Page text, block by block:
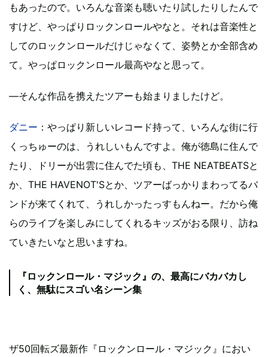
もあったので。いろんな音楽も聴いたり試したりしたんで
すけど、やっぱりロックンロールやなと。それは音楽性と
してのロックンロールだけじゃなくて、姿勢とか全部含め
て。やっぱロックンロール最高やなと思って。
―そんな作品を携えたツアーも始まりましたけど。
ダニー ：やっぱり新しいレコード持って、いろんな街に行
くっちゅーのは、うれしいもんですよ。俺が徳島に住んで
たり、ドリーが出雲に住んでた頃も、THE NEATBEATSと
か、THE HAVENOT'Sとか、ツアーばっかりまわってるバ
ンドが来てくれて、うれしかったっすもんねー。だから俺
らのライブを楽しみにしてくれるキッズがおる限り、訪ね
ていきたいなと思いますね。
『ロックンロール・マジック』の、最高にバカバカし
く、無駄にスゴい名シーン集
ザ50回転ズ最新作『ロックンロール・マジック』におい